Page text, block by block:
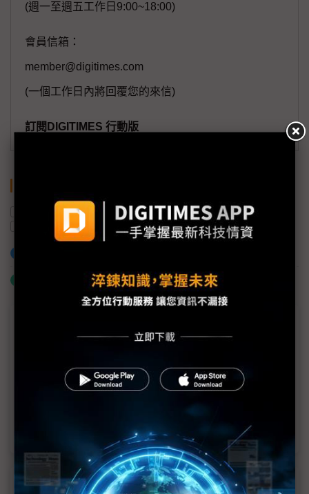
(週一至週五工作日9:00~18:00)
會員信箱：
member@digitimes.com
(一個工作日內將回覆您的來信)
訂閱DIGITIMES 行動版
三星電子 半導體產業
英特爾
伺服器
什麼是「關鍵字追蹤」
英特爾漲價險棋AMD不盲從 高階伺服器新品才有戲
陳俊聖：英特爾財報不佳是黑天鵝 產業要小心應對
近７天熱門報導